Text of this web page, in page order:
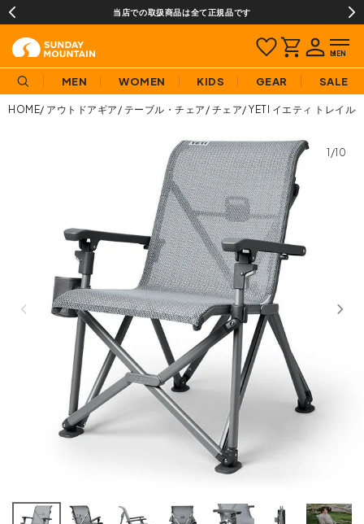
当店での取扱商品は全て正規品です
MEN WOMEN KIDS GEAR SALE
HOME アウトドアギア テーブル・チェア チェア YETI イエティ トレイル
1/10